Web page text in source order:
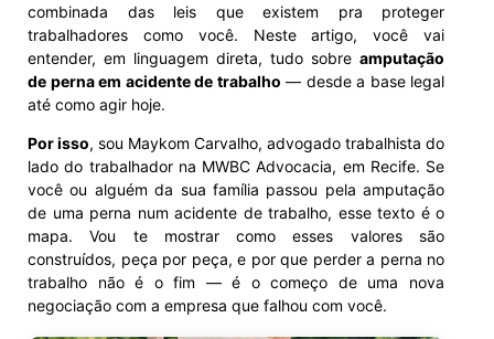
combinada das leis que existem pra proteger
trabalhadores como você. Neste artigo, você vai
entender, em linguagem direta, tudo sobre amputação
de perna em acidente de trabalho — desde a base legal
até como agir hoje.
Por isso, sou Maykom Carvalho, advogado trabalhista do
lado do trabalhador na MWBC Advocacia, em Recife. Se
você ou alguém da sua família passou pela amputação
de uma perna num acidente de trabalho, esse texto é o
mapa. Vou te mostrar como esses valores são
construídos, peça por peça, e por que perder a perna no
trabalho não é o fim — é o começo de uma nova
negociação com a empresa que falhou com você.